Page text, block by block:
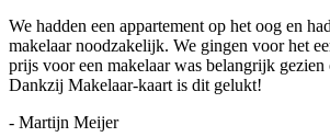
We hadden een appartement op het oog en
makelaar noodzakelijk. We gingen voor het
prijs voor een makelaar was belangrijk gezien
Dankzij Makelaar-kaart is dit gelukt!
- Martijn Meijer